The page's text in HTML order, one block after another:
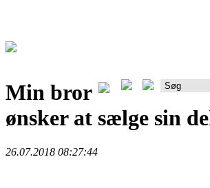
Min bror
ønsker at sælge sin
26.07.2018 08:27:44